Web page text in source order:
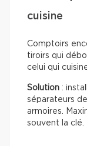
cuisine
Comptoirs
tiroirs qui
celui qui
Solution :
séparateurs
armoires.
souvent la clé.